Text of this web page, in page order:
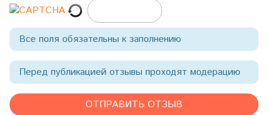
Все поля обязательны к заполнению
Перед публикацией отзывы проходят модерацию